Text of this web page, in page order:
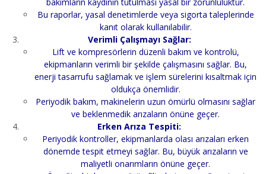
Bu raporlar, yasal denetimlerde veya sigorta taleplerinde
kanıt olarak kullanılabilir.
Verimli Çalışmayı Sağlar:
Lift ve kompresörlerin düzenli bakım ve kontrolü,
ekipmanların verimli bir şekilde çalışmasını sağlar. Bu,
enerji tasarrufu sağlamak ve işlem sürelerini kısaltmak için
oldukça önemlidir.
Periyodik bakım, makinelerin uzun ömürlü olmasını sağlar
ve beklenmedik arızaların önüne geçer.
Erken Arıza Tespiti:
Periyodik kontroller, ekipmanlarda olası arızaları erken
dönemde tespit etmeyi sağlar. Bu, büyük arızaların ve
maliyetli onarımların önüne geçer.